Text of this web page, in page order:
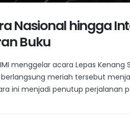
Nasional hingga
Buku
YIMI menggelar acara Lepas
meriah tersebut
ini menjadi penutup perjalanan